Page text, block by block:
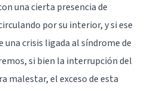
una cierta presencia de
por su interior, y si ese
una crisis ligada al síndrome de
si bien la interrupción del
malestar, el exceso de esta